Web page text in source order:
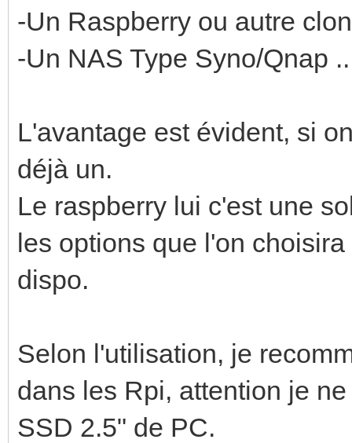
-Un Raspberry ou autre
-Un NAS Type Syno/Qnap
L'avantage est évident, si
déjà un.
Le raspberry lui c'est une
les options que l'on
dispo.
Selon l'utilisation, je
dans les Rpi, attention je
SSD 2.5" de PC.